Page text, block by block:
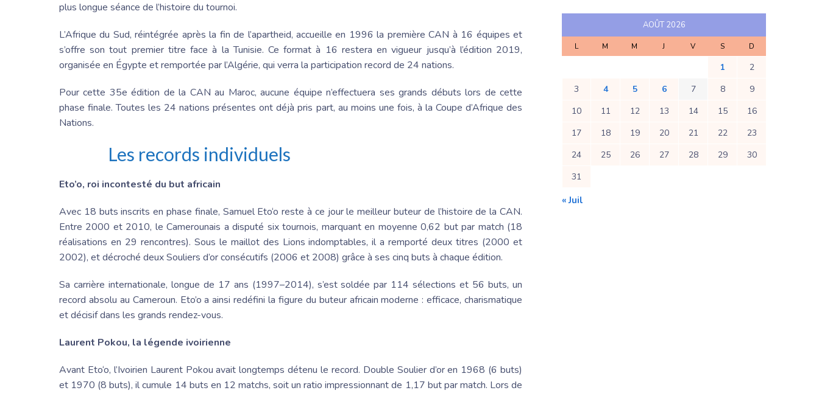
plus longue séance de l’histoire du tournoi.
L’Afrique du Sud, réintégrée après la fin de l’apartheid, accueille en 1996 la première CAN à 16 équipes et
s’offre son tout premier titre face à la Tunisie. Ce format à 16 restera en vigueur jusqu’à l’édition 2019,
organisée en Égypte et remportée par l’Algérie, qui verra la participation record de 24 nations.
Pour cette 35e édition de la CAN au Maroc, aucune équipe n’effectuera ses grands débuts lors de cette
phase finale. Toutes les 24 nations présentes ont déjà pris part, au moins une fois, à la Coupe d’Afrique des
Nations.
Les records individuels
Eto’o, roi incontesté du but africain
Avec 18 buts inscrits en phase finale, Samuel Eto‘o reste à ce jour le meilleur buteur de l’histoire de la CAN.
Entre 2000 et 2010, le Camerounais a disputé six tournois, marquant en moyenne 0,62 but par match (18
réalisations en 29 rencontres). Sous le maillot des Lions indomptables, il a remporté deux titres (2000 et
2002), et décroché deux Souliers d’or consécutifs (2006 et 2008) grâce à ses cinq buts à chaque édition.
Sa carrière internationale, longue de 17 ans (1997–2014), s’est soldée par 114 sélections et 56 buts, un
record absolu au Cameroun. Eto’o a ainsi redéfini la figure du buteur africain moderne : efficace, charismatique
et décisif dans les grands rendez-vous.
Laurent Pokou, la légende ivoirienne
Avant Eto‘o, l’Ivoirien LaurentPokou avait longtemps détenu le record. Double Soulier d’or en 1968 (6 buts)
et 1970 (8 buts), il cumule 14 buts en 12 matchs, soit un ratio impressionnant de 1,17 but par match. Lors de
AOÛT 2026
L M M J V S D
1
2
3
4 5 6 7 8
9
10
11 12 13 14 15
16
17
18 19 20 21 22
23
24
25 26 27 28 29
30
31
« Juil